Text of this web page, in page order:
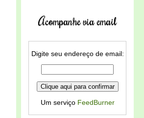
Acompanhe via email
Digite seu endereço de email:
Um serviço FeedBurner